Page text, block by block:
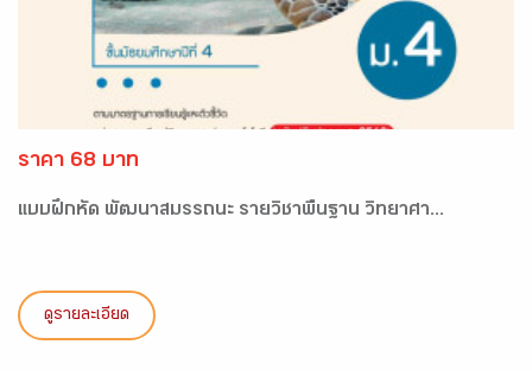
ราคา 68 บาท
แบบฝึกหัด พัฒนาสมรรถนะ รายวิชาพื้นฐาน วิทยาศา...
ดูรายละเอียด